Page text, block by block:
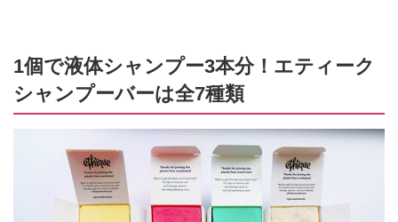
1個で液体シャンプー3本分！エティーク
シャンプーバーは全7種類